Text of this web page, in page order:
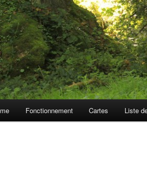
Fonctionnement Cartes Liste